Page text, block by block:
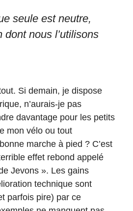
seule est neutre,
dont nous l’utilisons
Si demain, je dispose
n’aurais-je pas
davantage pour les petits
mon vélo ou tout
marche à pied ? C’est
effet rebond appelé
Jevons ». Les gains
technique sont
parfois pire) par ce